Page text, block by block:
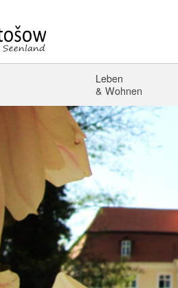
Leben
& Wohnen